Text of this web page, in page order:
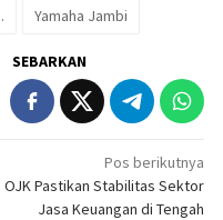
Yamaha Jambi
SEBARKAN
Pos berikutnya
OJK Pastikan Stabilitas Sektor
Jasa Keuangan di Tengah